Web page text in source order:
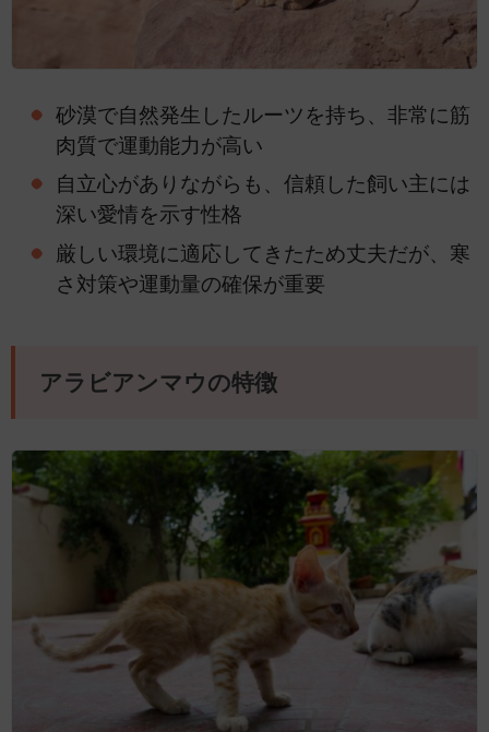
砂漠で自然発生したルーツを持ち、非常に筋
肉質で運動能力が高い
自立心がありながらも、信頼した飼い主には
深い愛情を示す性格
厳しい環境に適応してきたため丈夫だが、寒
さ対策や運動量の確保が重要
アラビアンマウの特徴